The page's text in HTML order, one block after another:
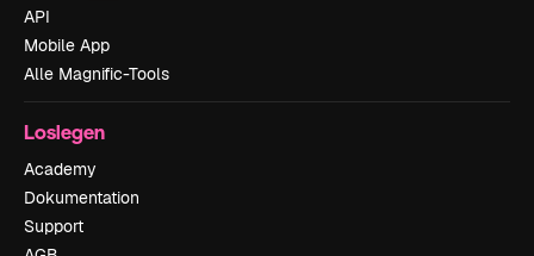
API
Mobile App
Alle Magnific-Tools
Loslegen
Academy
Dokumentation
Support